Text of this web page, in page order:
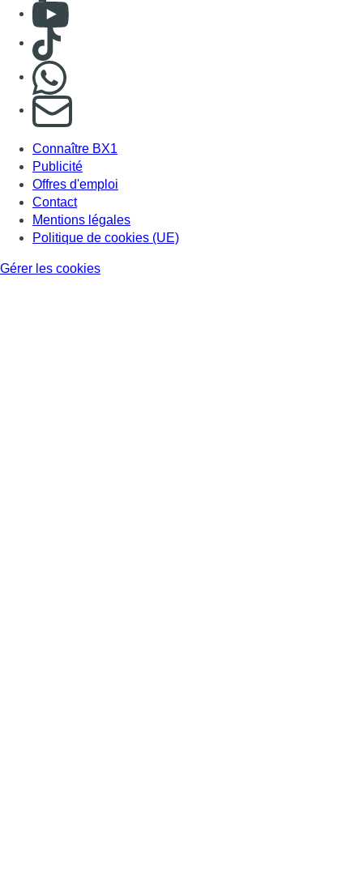
Consulter Youtube
Consulter TikTok
S'abonner à notre newsletter
Connaître BX1
Publicité
Offres d'emploi
Contact
Mentions légales
Politique de cookies (UE)
Gérer les cookies